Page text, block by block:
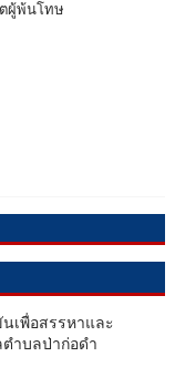
ผู้พ้นโทษ
เพื่อสรรหาและ
ตำบลป่าก่อดำ